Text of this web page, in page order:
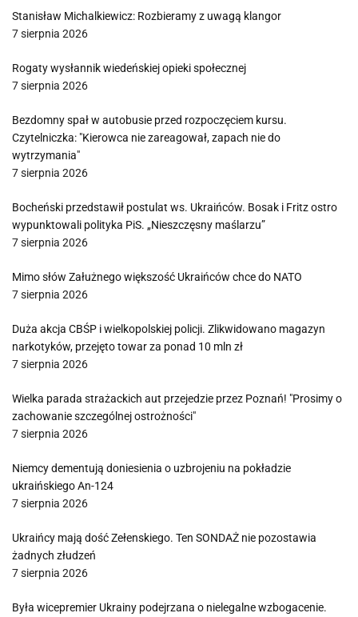
Stanisław Michalkiewicz: Rozbieramy z uwagą klangor
7 sierpnia 2026
Rogaty wysłannik wiedeńskiej opieki społecznej
7 sierpnia 2026
Bezdomny spał w autobusie przed rozpoczęciem kursu.
Czytelniczka: "Kierowca nie zareagował, zapach nie do
wytrzymania"
7 sierpnia 2026
Bocheński przedstawił postulat ws. Ukraińców. Bosak i Fritz ostro
wypunktowali polityka PiS. „Nieszczęsny maślarzu”
7 sierpnia 2026
Mimo słów Załużnego większość Ukraińców chce do NATO
7 sierpnia 2026
Duża akcja CBŚP i wielkopolskiej policji. Zlikwidowano magazyn
narkotyków, przejęto towar za ponad 10 mln zł
7 sierpnia 2026
Wielka parada strażackich aut przejedzie przez Poznań! "Prosimy o
zachowanie szczególnej ostrożności"
7 sierpnia 2026
Niemcy dementują doniesienia o uzbrojeniu na pokładzie
ukraińskiego An-124
7 sierpnia 2026
Ukraińcy mają dość Zełenskiego. Ten SONDAŻ nie pozostawia
żadnych złudzeń
7 sierpnia 2026
Była wicepremier Ukrainy podejrzana o nielegalne wzbogacenie.